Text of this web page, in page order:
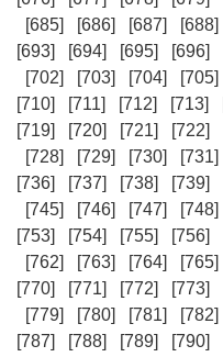
[685]
[686] [687] [688]
[693]
[694] [695] [696]
[702]
[703] [704] [705]
[710]
[711] [712] [713]
[719]
[720] [721] [722]
[728]
[729] [730] [731]
[736]
[737] [738] [739]
[745]
[746] [747] [748]
[753]
[754] [755] [756]
[762]
[763] [764] [765]
[770]
[771] [772] [773]
[779]
[780] [781] [782]
[787]
[788] [789] [790]